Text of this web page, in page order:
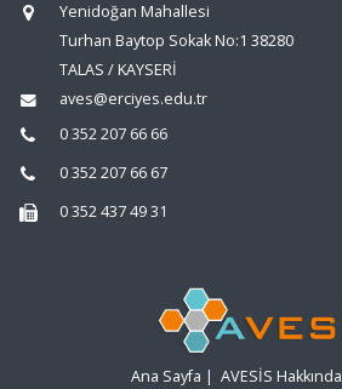
Yenidoğan Mahallesi
Turhan Baytop Sokak No:1 38280
TALAS / KAYSERİ
aves@erciyes.edu.tr
0 352 207 66 66
0 352 207 66 67
0 352 437 49 31
Ana Sayfa | AVESİS Hakkında